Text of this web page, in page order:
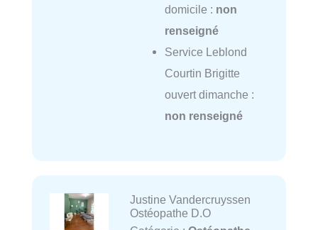
domicile : non
renseigné
Service Leblond
Courtin Brigitte
ouvert dimanche :
non renseigné
Justine Vandercruyssen
Ostéopathe D.O